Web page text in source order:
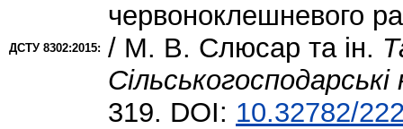
ДСТУ 8302:2015:
червоноклешневого
/ М. В. Слюсар та ін.
Сільськогосподарські
319. DOI: 10.32782/